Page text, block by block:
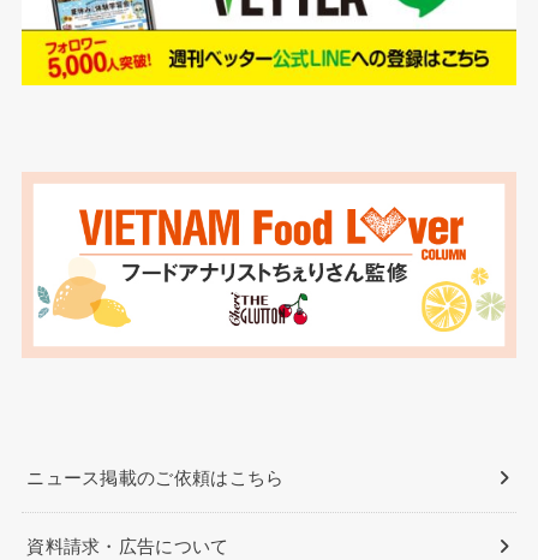
ニュース掲載のご依頼はこちら
資料請求・広告について